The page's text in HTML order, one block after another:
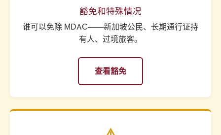
豁免和特殊情况
谁可以免除 MDAC——新加坡公民、长期通行证持
有人、过境旅客。
查看豁免